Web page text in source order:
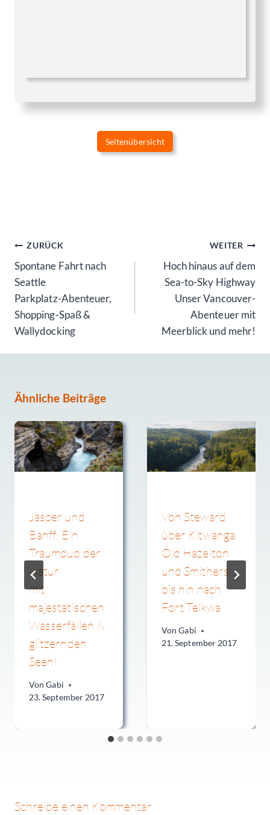
Seitenübersicht
Beitragsnavigation
ZURÜCK
Spontane Fahrt nach
Seattle
Parkplatz-Abenteuer,
Shopping-Spaß &
Wallydocking
WEITER
Hoch hinaus auf dem
Sea-to-Sky Highway
Unser Vancouver-
Abenteuer mit
Meerblick und mehr!
Ähnliche Beiträge
Jasper und
Banff: Ein
Traumduo der
Natur
mit
majestätischen
Wasserfällen &
glitzernden
Seen!
Von Gabi
23. September 2017
Von Steward
über Kitwanga,
Old Hazelton
und Smithers
bis hin nach
Fort Telkwa
Von Gabi
21. September 2017
Schreibe einen Kommentar